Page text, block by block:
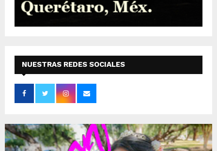
NUESTRAS REDES SOCIALES